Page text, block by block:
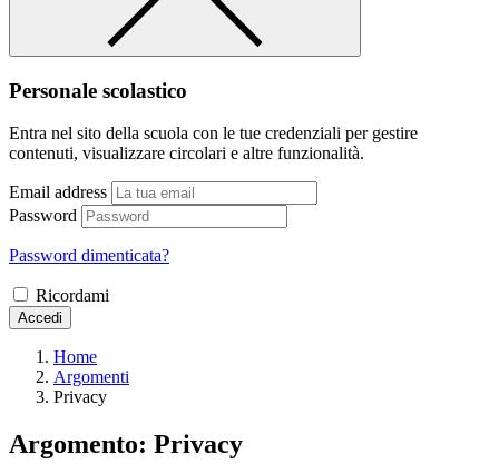
Personale scolastico
Entra nel sito della scuola con le tue credenziali per gestire
contenuti, visualizzare circolari e altre funzionalità.
Email address
Password
Password dimenticata?
Ricordami
Accedi
Home
Argomenti
Privacy
Argomento: Privacy